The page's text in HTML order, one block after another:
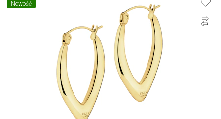
Nowość